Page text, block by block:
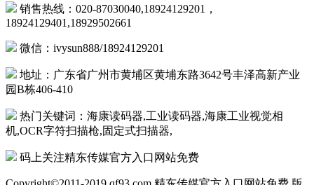
销售热线：020-87030040,18924129201，
18924129401,18929502661
微信：ivysun888/18924129201
地址：广东省广州市黄埔区黄埔东路3642号丰泽高新产业
园B栋406-410
热门关键词：海康读码器,工业读码器,海康工业视觉相
机,OCR字符扫描枪,固定式扫描器,
码上关注精东传媒官方入口网站免费